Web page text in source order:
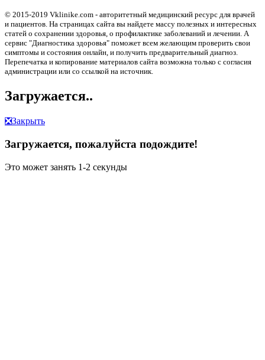
© 2015-2019 Vklinike.com - авторитетный медицинский ресурс для врачей
и пациентов. На страницах сайта вы найдете массу полезных и интересных
статей о сохранении здоровья, о профилактике заболеваний и лечении. А
сервис "Диагностика здоровья" поможет всем желающим проверить свои
симптомы и состояния онлайн, и получить предварительный диагноз.
Перепечатка и копирование материалов сайта возможна только с согласия
администрации или со ссылкой на источник.
Загружается..
❎Закрыть
Загружается, пожалуйста подождите!
Это может занять 1-2 секунды